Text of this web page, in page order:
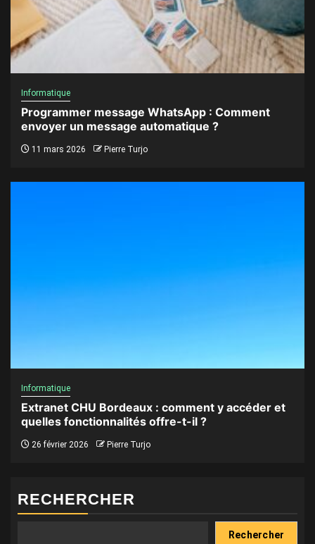
Informatique
Programmer message WhatsApp : Comment
envoyer un message automatique ?
11 mars 2026 Pierre Turjo
Informatique
Extranet CHU Bordeaux : comment y accéder et
quelles fonctionnalités offre-t-il ?
26 février 2026 Pierre Turjo
RECHERCHER
Rechercher